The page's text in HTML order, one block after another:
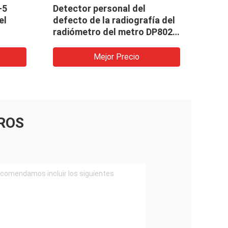
5
Detector personal del
defecto de la radiografía del
radiómetro del metro DP802i
dosímetroMejor Precio